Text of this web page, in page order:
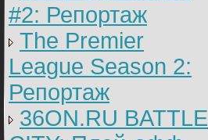
#2: Репортаж
The Premier
League Season 2:
Репортаж
36ON.RU BATTLE